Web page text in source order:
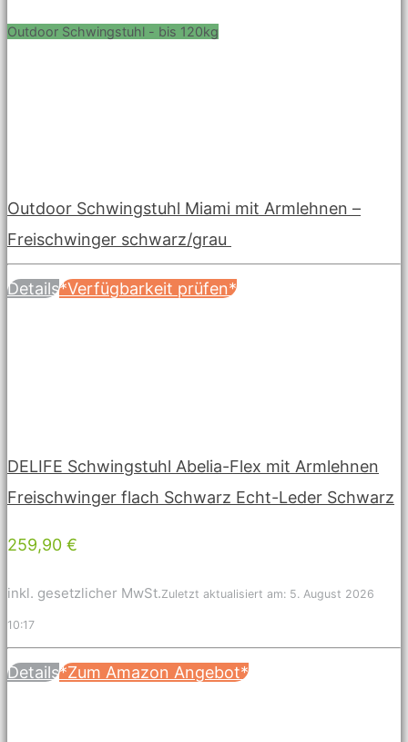
Outdoor Schwingstuhl - bis 120kg
Outdoor Schwingstuhl Miami mit Armlehnen –
Freischwinger schwarz/grau
Details*Verfügbarkeit prüfen*
DELIFE Schwingstuhl Abelia-Flex mit Armlehnen
Freischwinger flach Schwarz Echt-Leder Schwarz
259,90 €
inkl. gesetzlicher MwSt.Zuletzt aktualisiert am: 5. August 2026
10:17
Details*Zum Amazon Angebot*